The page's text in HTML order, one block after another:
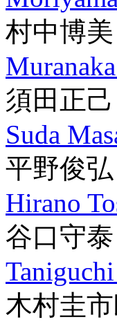
村中博美
須田正己
Suda
平野俊弘
Hirano
谷口守泰
木村圭